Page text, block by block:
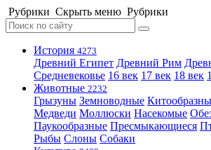
Рубрики Скрыть меню Рубрики
История 4273
Древний Египет Древний Рим
Средневековье 16 век 17 век 18 век
Животные 2232
Грызуны Земноводные
Медведи Моллюски Насекомые
Паукообразные Пресмыкающиеся
Рыбы Слоны Собаки